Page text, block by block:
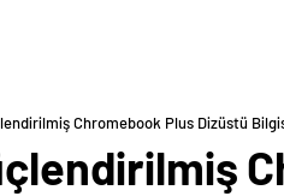
Chromebook Plus Dizüstü